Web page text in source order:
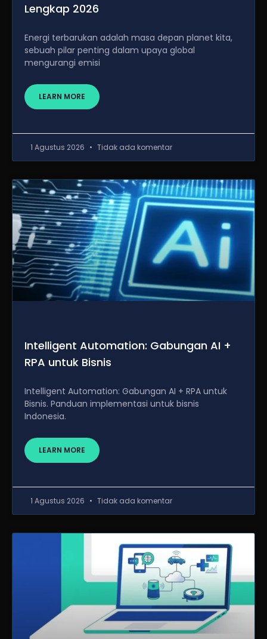
Lengkap 2026
Energi terbarukan adalah masa depan planet kita,
sebuah pilar penting dalam upaya global
mengurangi emisi
LEARN MORE
1 Agustus 2026 Tidak ada komentar
Intelligent Automation: Gabungan AI +
RPA untuk Bisnis
Intelligent Automation: Gabungan AI + RPA untuk
Bisnis. Panduan implementasi untuk bisnis
Indonesia.
LEARN MORE
1 Agustus 2026 Tidak ada komentar